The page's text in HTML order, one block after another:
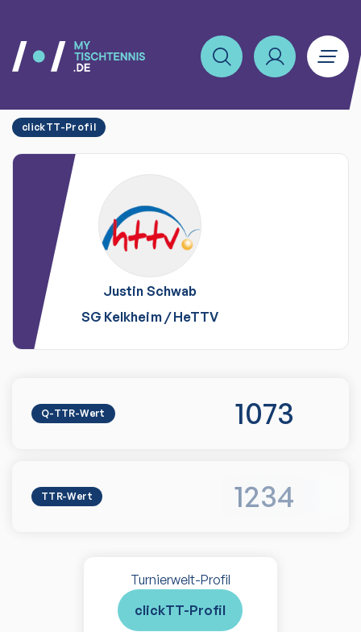
clickTT-Profil
Justin Schwab
SG Kelkheim/HeTTV
Q-TTR-Wert 1073
TTR-Wert 1234
Turnierwelt-Profil
clickTT-Profil